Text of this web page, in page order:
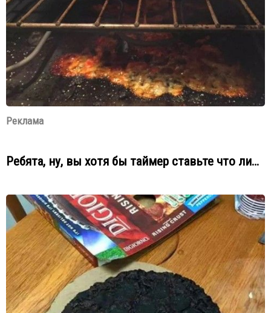
Реклама
Ребята, ну, вы хотя бы таймер ставьте что ли…